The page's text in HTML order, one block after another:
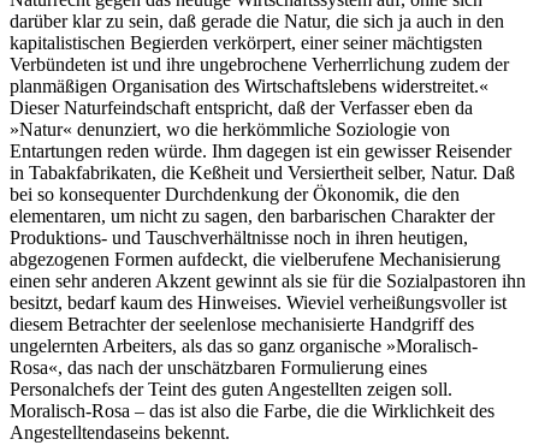
darüber klar zu sein, daß gerade die Natur, die sich ja auch in den
kapitalistischen Begierden verkörpert, einer seiner mächtigsten
Verbündeten ist und ihre ungebrochene Verherrlichung zudem der
planmäßigen Organisation des Wirtschaftslebens widerstreitet.«
Dieser Naturfeindschaft entspricht, daß der Verfasser eben da
»Natur« denunziert, wo die herkömmliche Soziologie von
Entartungen reden würde. Ihm dagegen ist ein gewisser Reisender
in Tabakfabrikaten, die Keßheit und Versiertheit selber, Natur. Daß
bei so konsequenter Durchdenkung der Ökonomik, die den
elementaren, um nicht zu sagen, den barbarischen Charakter der
Produktions- und Tauschverhältnisse noch in ihren heutigen,
abgezogenen Formen aufdeckt, die vielberufene Mechanisierung
einen sehr anderen Akzent gewinnt als sie für die Sozialpastoren ihn
besitzt, bedarf kaum des Hinweises. Wieviel verheißungsvoller ist
diesem Betrachter der seelenlose mechanisierte Handgriff des
ungelernten Arbeiters, als das so ganz organische »Moralisch-
Rosa«, das nach der unschätzbaren Formulierung eines
Personalchefs der Teint des guten Angestellten zeigen soll.
Moralisch-Rosa – das ist also die Farbe, die die Wirklichkeit des
Angestelltendaseins bekennt.